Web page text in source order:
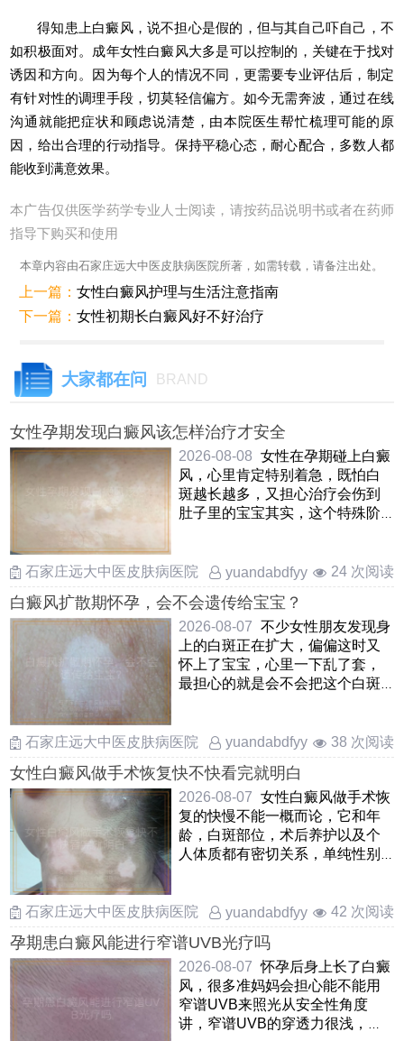
得知患上白癜风，说不担心是假的，但与其自己吓自己，不
如积极面对。成年女性白癜风大多是可以控制的，关键在于找对
诱因和方向。因为每个人的情况不同，更需要专业评估后，制定
有针对性的调理手段，切莫轻信偏方。如今无需奔波，通过在线
沟通就能把症状和顾虑说清楚，由本院医生帮忙梳理可能的原
因，给出合理的行动指导。保持平稳心态，耐心配合，多数人都
能收到满意效果。
本广告仅供医学药学专业人士阅读，请按药品说明书或者在药师
指导下购买和使用
本章内容由石家庄远大中医皮肤病医院所著，如需转载，请备注出处。
上一篇：女性白癜风护理与生活注意指南
下一篇：女性初期长白癜风好不好治疗
大家都在问 BRAND
女性孕期发现白癜风该怎样治疗才安全
2026-08-08 女性在孕期碰上白癜
风，心里肯定特别着急，既怕白
斑越长越多，又担心治疗会伤到
肚子里的宝宝其实，这个特殊阶
石家庄远大中医皮肤病医院
yuandabdfyy 24 次阅读
白癜风扩散期怀孕，会不会遗传给宝宝？
2026-08-07 不少女性朋友发现身
上的白斑正在扩大，偏偏这时又
怀上了宝宝，心里一下乱了套，
最担心的就是会不会把这个白斑
石家庄远大中医皮肤病医院
yuandabdfyy 38 次阅读
女性白癜风做手术恢复快不快看完就明白
2026-08-07 女性白癜风做手术恢
复的快慢不能一概而论，它和年
龄，白斑部位，术后养护以及个
人体质都有密切关系，单纯性别
石家庄远大中医皮肤病医院
yuandabdfyy 42 次阅读
孕期患白癜风能进行窄谱UVB光疗吗
2026-08-07 怀孕后身上长了白癜
风，很多准妈妈会担心能不能用
窄谱UVB来照光从安全性角度
讲，窄谱UVB的穿透力很浅，只